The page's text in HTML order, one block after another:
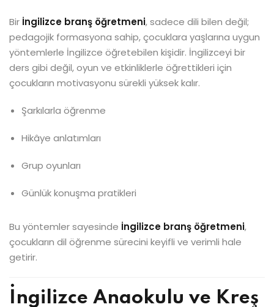
Bir İngilizce branş öğretmeni, sadece dili bilen değil;
pedagojik formasyona sahip, çocuklara yaşlarına uygun
yöntemlerle İngilizce öğretebilen kişidir. İngilizceyi bir
ders gibi değil, oyun ve etkinliklerle öğrettikleri için
çocukların motivasyonu sürekli yüksek kalır.
Şarkılarla öğrenme
Hikâye anlatımları
Grup oyunları
Günlük konuşma pratikleri
Bu yöntemler sayesinde İngilizce branş öğretmeni,
çocukların dil öğrenme sürecini keyifli ve verimli hale
getirir.
İngilizce Anaokulu ve Kreş